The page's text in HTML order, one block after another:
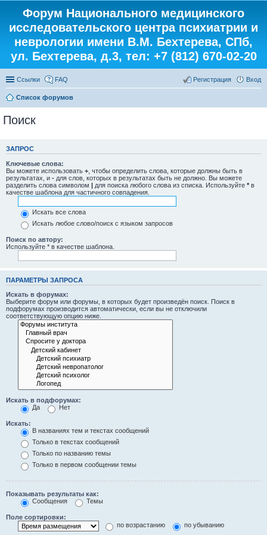
Форум Национального медицинского
исследовательского центра психиатрии и
неврологии имени В.М. Бехтерева, СПб,
ул. Бехтерева, д.3, тел: +7 (812) 670-02-20
Ссылки FAQ Вход
Регистрация
Список форумов
Поиск
ЗАПРОС
Ключевые слова:
Вы можете использовать + , чтобы определить слова, которые должны быть в
результатах, и - для слов, которых в результатах быть не должно. Вы можете
разделить слова символом | для поиска любого слова из списка. Используйте * в
качестве шаблона для частичного совпадения.
Искать все слова
Искать любое слово/поиск с языком запросов
Поиск по автору:
Используйте * в качестве шаблона.
ПАРАМЕТРЫ ЗАПРОСА
Искать в форумах:
Выберите форум или форумы, в которых будет произведён поиск. Поиск в
подфорумах производится автоматически, если вы не отключили
соответствующую опцию ниже.
Искать в подфорумах:
Да
Нет
Искать:
В названиях тем и текстах сообщений
Только в текстах сообщений
Только по названию темы
Только в первом сообщении темы
Показывать результаты как:
Сообщения
Темы
Поле сортировки:
по возрастанию
по убыванию